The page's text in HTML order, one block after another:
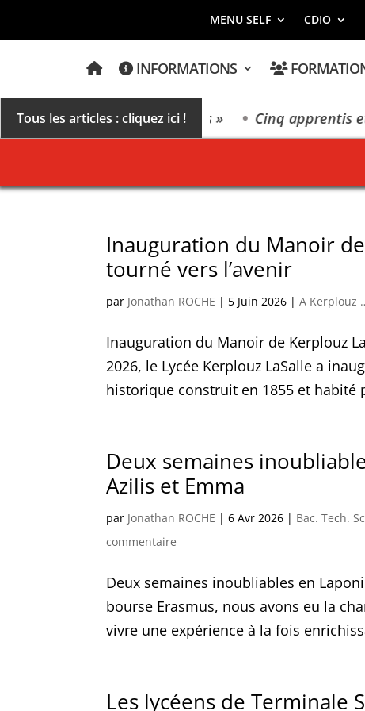
MENU SELF CDIO
A
U
E
I
L
INFORMATIONS
Tous les articles : cliquez ici !
millésime des extrêmes » Cinq apprentis et
Inauguration du Manoir
tourné vers l’avenir
par Jonathan ROCHE | 5 Juin 2026 |A Kerplouz
Inauguration du Manoir de Kerplouz
2026, le Lycée Kerplouz LaSalle a
historique construit en 1855 et habité
Deux semaines
Azilis et Emma
par Jonathan ROCHE |6 Avr 2026 | Bac. Tech.
commentaire
Deux semaines inoubliables en
bourse Erasmus, nous avons eu la
vivre une expérience à la fois
Les lycéens de Terminale